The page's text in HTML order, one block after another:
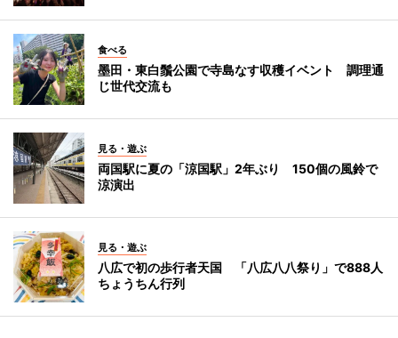
食べる
墨田・東白鬚公園で寺島なす収穫イベント 調理通
じ世代交流も
見る・遊ぶ
両国駅に夏の「涼国駅」2年ぶり 150個の風鈴で
涼演出
見る・遊ぶ
八広で初の歩行者天国 「八広八八祭り」で888人
ちょうちん行列